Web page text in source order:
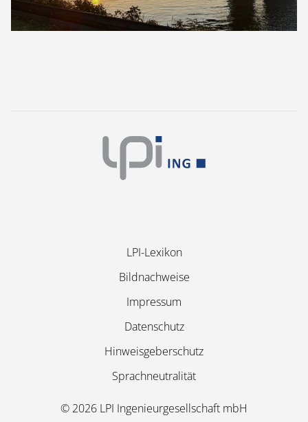
Navigation
überspringen
LPI-Lexikon
Bildnachweise
Impressum
Datenschutz
Hinweisgeberschutz
Sprachneutralität
© 2026 LPI Ingenieurgesellschaft mbH